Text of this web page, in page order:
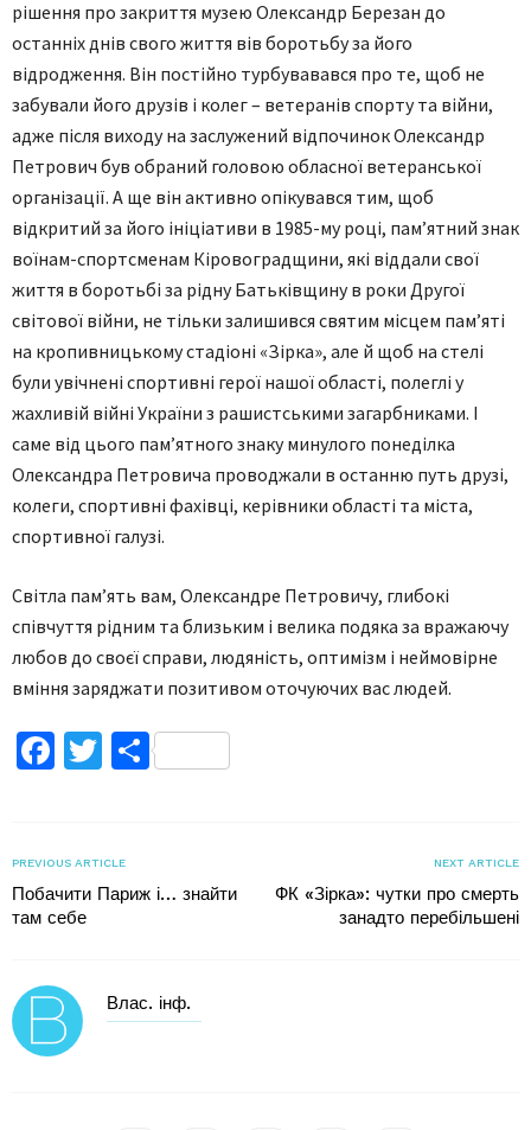
рішення про закриття музею Олександр Березан до
останніх днів свого життя вів боротьбу за його
відродження. Він постійно турбувавався про те, щоб не
забували його друзів і колег – ветеранів спорту та війни,
адже після виходу на заслужений відпочинок Олександр
Петрович був обраний головою обласної ветеранської
організації. А ще він активно опікувався тим, щоб
відкритий за його ініціативи в 1985-му році, пам’ятний знак
воїнам-спортсменам Кіровоградщини, які віддали свої
життя в боротьбі за рідну Батьківщину в роки Другої
світової війни, не тільки залишився святим місцем пам’яті
на кропивницькому стадіоні «Зірка», але й щоб на стелі
були увічнені спортивні герої нашої області, полеглі у
жахливій війні України з рашистськими загарбниками. І
саме від цього пам’ятного знаку минулого понеділка
Олександра Петровича проводжали в останню путь друзі,
колеги, спортивні фахівці, керівники області та міста,
спортивної галузі.
Світла пам’ять вам, Олександре Петровичу, глибокі
співчуття рідним та близьким і велика подяка за вражаючу
любов до своєї справи, людяність, оптимізм і неймовірне
вміння заряджати позитивом оточуючих вас людей.
Facebook
TwitterПоділитися
PREVIOUS ARTICLE
Побачити Париж і… знайти
там себе
NEXT ARTICLE
ФК «Зірка»: чутки про смерть
занадто перебільшені
Влас. інф.